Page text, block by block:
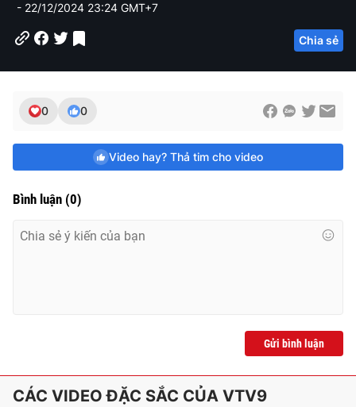
- 22/12/2024 23:24 GMT+7
Chia sẻ
0 0
Video hay? Thả tim cho video
Bình luận (0)
Gửi bình luận
CÁC VIDEO ĐẶC SẮC CỦA VTV9